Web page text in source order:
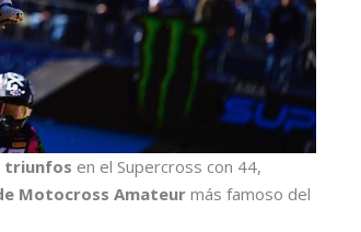
triunfos en el Supercross con 44,
Motocross Amateurmás famoso del